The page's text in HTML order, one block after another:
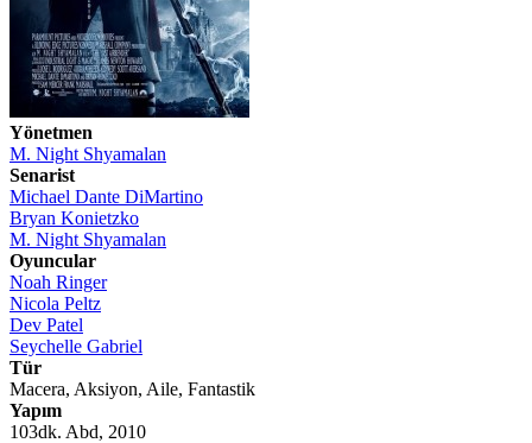
Yönetmen
M. Night Shyamalan
Senarist
Michael Dante DiMartino
Bryan Konietzko
M. Night Shyamalan
Oyuncular
Noah Ringer
Nicola Peltz
Dev Patel
Seychelle Gabriel
Tür
Macera, Aksiyon, Aile, Fantastik
Yapım
103dk. Abd, 2010